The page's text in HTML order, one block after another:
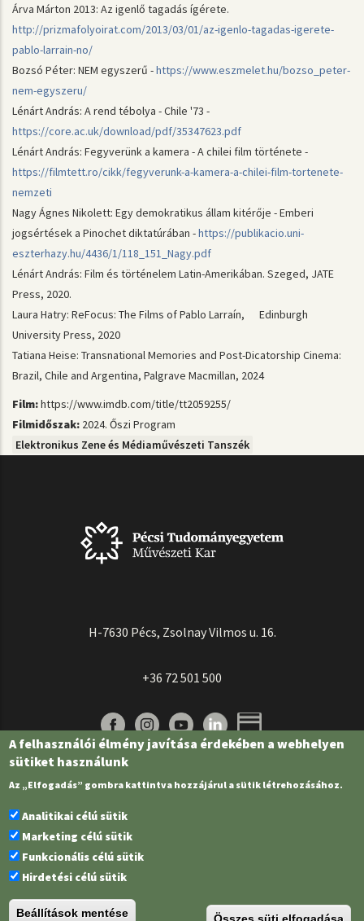
Árva Márton 2013: Az igenlő tagadás ígérete.
http://prizmafolyoirat.com/2013/03/01/az-igenlo-tagadas-igerete-
pablo-larrain-no/
Bozsó Péter: NEM egyszerű -https://www.eszmelet.hu/bozso_peter-
nem-egyszeru/
Lénárt András: A rend tébolya - Chile '73 -
https://core.ac.uk/download/pdf/35347623.pdf
Lénárt András: Fegyverünk a kamera - A chilei film története -
https://filmtett.ro/cikk/fegyverunk-a-kamera-a-chilei-film-tortenete-
nemzeti
Nagy Ágnes Nikolett: Egy demokratikus állam kitérője - Emberi
jogsértések a Pinochet diktatúrában -https://publikacio.uni-
eszterhazy.hu/4436/1/118_151_Nagy.pdf
Lénárt András: Film és történelem Latin-Amerikában. Szeged, JATE
Press, 2020.
Laura Hatry: ReFocus: The Films of Pablo Larraín, Edinburgh
University Press, 2020
Tatiana Heise: Transnational Memories and Post-Dicatorship Cinema:
Brazil, Chile and Argentina, Palgrave Macmillan, 2024
Film:https://www.imdb.com/title/tt2059255/
Filmidőszak: 2024. Őszi Program
Elektronikus Zene és Médiaművészeti Tanszék
H-7630 Pécs, Zsolnay Vilmos u. 16.
+36 72 501 500
Pécsi Tudományegyetem | Kancellária |
A felhasználói élmény javítása érdekében a webhelyen
sütiket használunk
Az „Elfogadás” gombra kattintva hozzájárul a sütik létrehozásához.
Analitikai célú sütik
Marketing célú sütik
Funkcionális célú sütik
Hirdetési célú sütik
Beállítások mentése